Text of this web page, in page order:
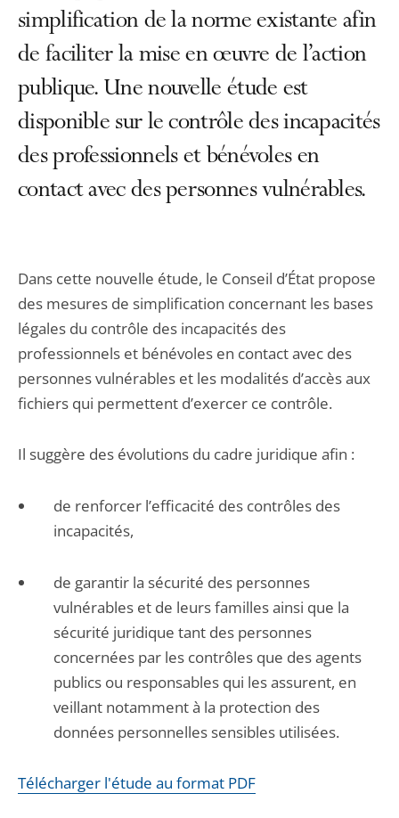
simplification de la norme existante afin
de faciliter la mise en œuvre de l’action
publique. Une nouvelle étude est
disponible sur le contrôle des incapacités
des professionnels et bénévoles en
contact avec des personnes vulnérables.
Dans cette nouvelle étude, le Conseil d’État propose
des mesures de simplification concernant les bases
légales du contrôle des incapacités des
professionnels et bénévoles en contact avec des
personnes vulnérables et les modalités d’accès aux
fichiers qui permettent d’exercer ce contrôle.
Il suggère des évolutions du cadre juridique afin :
de renforcer l’efficacité des contrôles des
incapacités,
de garantir la sécurité des personnes
vulnérables et de leurs familles ainsi que la
sécurité juridique tant des personnes
concernées par les contrôles que des agents
publics ou responsables qui les assurent, en
veillant notamment à la protection des
données personnelles sensibles utilisées.
Télécharger l'étude au format PDF